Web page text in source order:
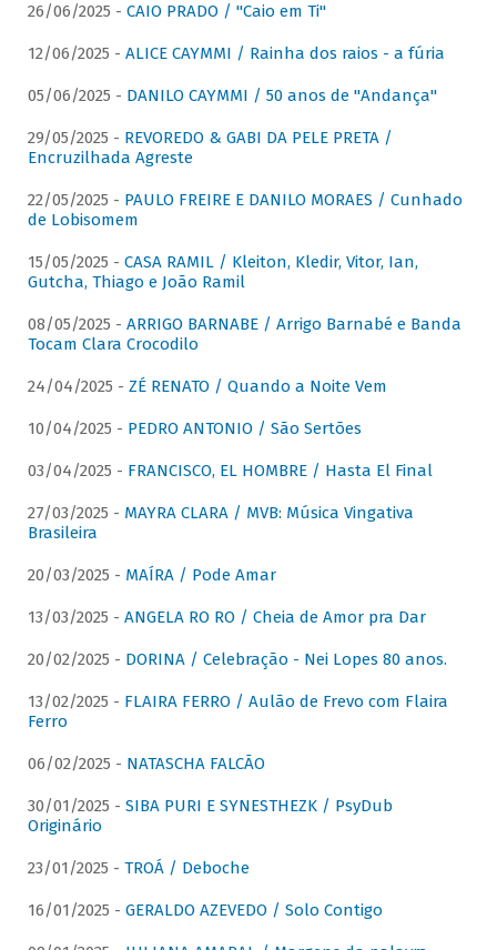
26/06/2025 - CAIO PRADO / "Caio em Ti"
12/06/2025 - ALICE CAYMMI / Rainha dos raios - a fúria
05/06/2025 - DANILO CAYMMI / 50 anos de "Andança"
29/05/2025 - REVOREDO & GABI DA PELE PRETA /
Encruzilhada Agreste
22/05/2025 - PAULO FREIRE E DANILO MORAES / Cunhado
de Lobisomem
15/05/2025 - CASA RAMIL / Kleiton, Kledir, Vitor, Ian,
Gutcha, Thiago e João Ramil
08/05/2025 - ARRIGO BARNABE / Arrigo Barnabé e Banda
Tocam Clara Crocodilo
24/04/2025 - ZÉ RENATO / Quando a Noite Vem
10/04/2025 - PEDRO ANTONIO / São Sertões
03/04/2025 - FRANCISCO, EL HOMBRE / Hasta El Final
27/03/2025 - MAYRA CLARA / MVB: Música Vingativa
Brasileira
20/03/2025 - MAÍRA / Pode Amar
13/03/2025 - ANGELA RO RO / Cheia de Amor pra Dar
20/02/2025 - DORINA / Celebração - Nei Lopes 80 anos.
13/02/2025 - FLAIRA FERRO / Aulão de Frevo com Flaira
Ferro
06/02/2025 - NATASCHA FALCÃO
30/01/2025 - SIBA PURI E SYNESTHEZK / PsyDub
Originário
23/01/2025 - TROÁ / Deboche
16/01/2025 - GERALDO AZEVEDO / Solo Contigo